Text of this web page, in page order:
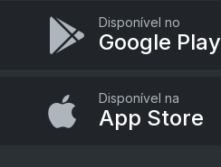
Disponível no
Google Play
Disponível na
App Store